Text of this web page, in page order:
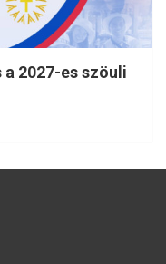
2027-es szöuli